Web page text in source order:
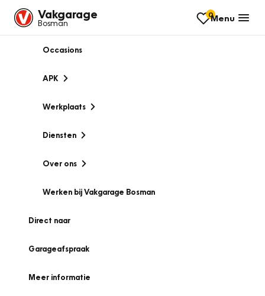
Vakgarage
Bosman
0Menu
Occasions
APK
Werkplaats
Diensten
Over ons
Werken bij Vakgarage Bosman
Direct naar
Garageafspraak
Meer informatie